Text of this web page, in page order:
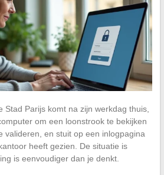
Stad Parijs komt na zijn werkdag thuis,
om een loonstrook te bekijken
valideren, en stuit op een inlogpagina
heeft gezien. De situatie is
is eenvoudiger dan je denkt.